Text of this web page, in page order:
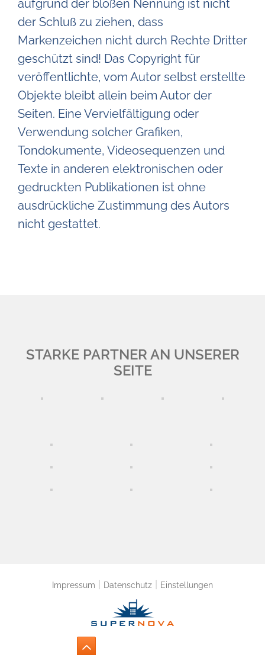
aufgrund der bloßen Nennung ist nicht
der Schluß zu ziehen, dass
Markenzeichen nicht durch Rechte Dritter
geschützt sind! Das Copyright für
veröffentlichte, vom Autor selbst erstellte
Objekte bleibt allein beim Autor der
Seiten. Eine Vervielfältigung oder
Verwendung solcher Grafiken,
Tondokumente, Videosequenzen und
Texte in anderen elektronischen oder
gedruckten Publikationen ist ohne
ausdrückliche Zustimmung des Autors
nicht gestattet.
STARKE PARTNER AN UNSERER
SEITE
Impressum | Datenschutz | Einstellungen